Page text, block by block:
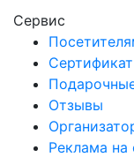
Сервис
Сертификат
Отзывы
Реклама на